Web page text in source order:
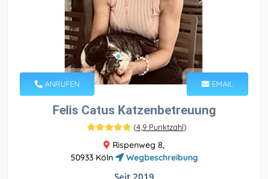
ANRUFEN EMAIL
Felis Catus Katzenbetreuung
(4,9 Punktzahl)
Rispenweg 8,
50933 Köln
Wegbeschreibung
Seit 2019